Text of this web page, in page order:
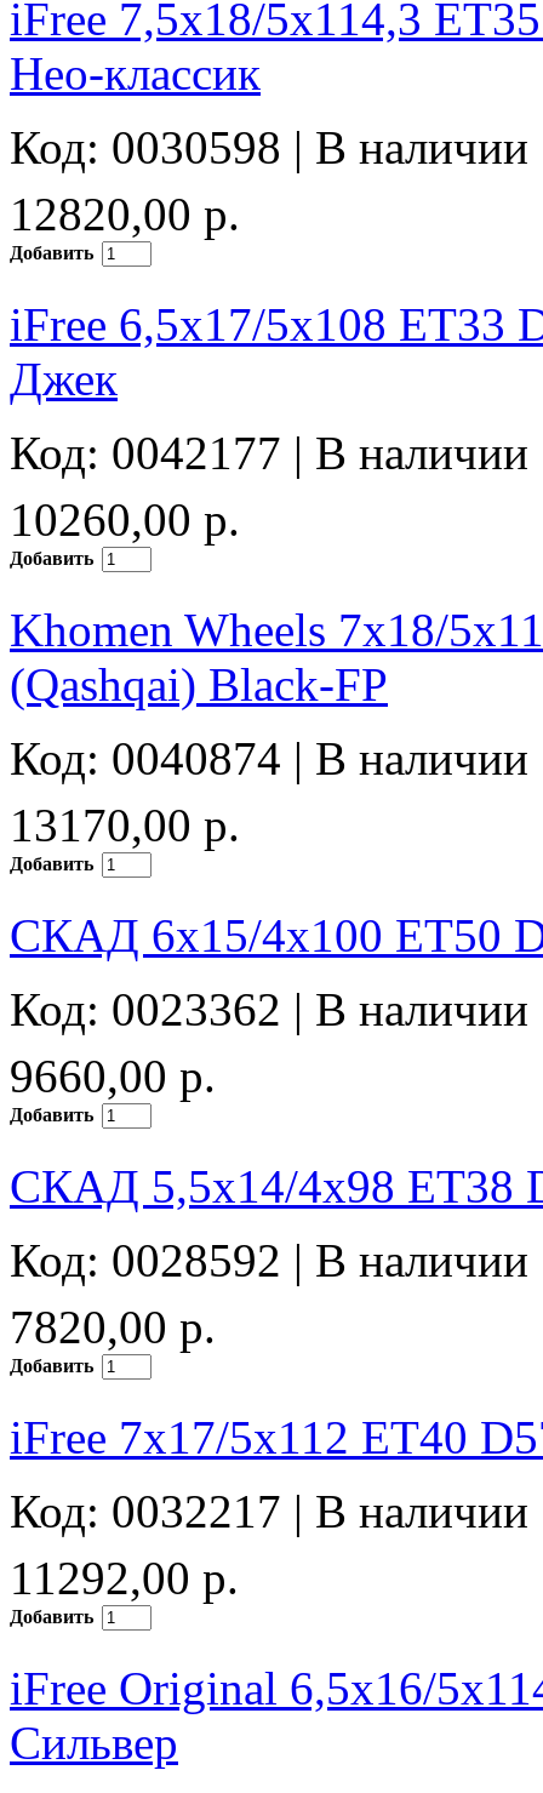
iFree 7,5x18/5x114,3
Нео-классик
Код: 0030598 | В наличии
12820,00 р.
Добавить
iFree 6,5x17/5x108 ET33
Джек
Код: 0042177 | В наличии
10260,00 р.
Добавить
Khomen Wheels 7x18/
(Qashqai) Black-FP
Код: 0040874 | В наличии
13170,00 р.
Добавить
СКАД 6x15/4x100 ET50
Код: 0023362 | В наличии
9660,00 р.
Добавить
СКАД 5,5x14/4x98 ET38
Код: 0028592 | В наличии
7820,00 р.
Добавить
iFree 7x17/5x112 ET40
Код: 0032217 | В наличии
11292,00 р.
Добавить
iFree Original 6,5x16/
Сильвер